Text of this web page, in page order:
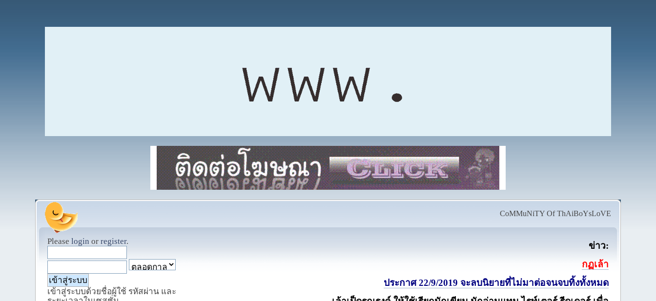
CoMMuNiTY Of ThAiBoYsLoVE
Please login or register.
เข้าสู่ระบบด้วยชื่อผู้ใช้ รหัสผ่าน และ
ข่าว:
กฏเล้า
ประกาศ 22/9/2019 จะลบนิยายที่ไม่มาต่อจนจบทิ้งทั้งหมด